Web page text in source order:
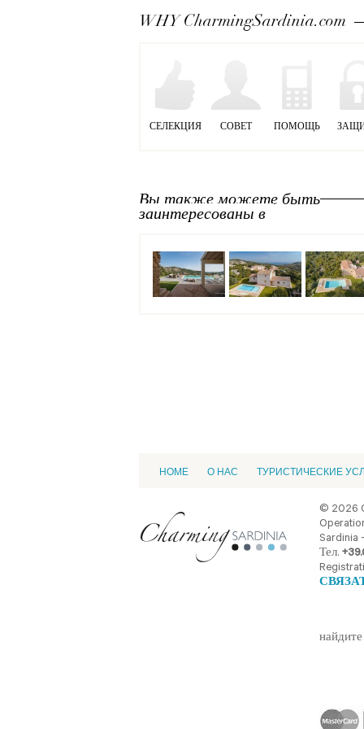
WHY CharmingSardinia.com
СЕЛЕКЦИЯ СОВЕТ ПОМОЩЬ
Вы также можете быть
заинтересованы в
HOME О НАС ТУРИСТИЧЕСКИЕ
© 2026
Sardinia
Тел.